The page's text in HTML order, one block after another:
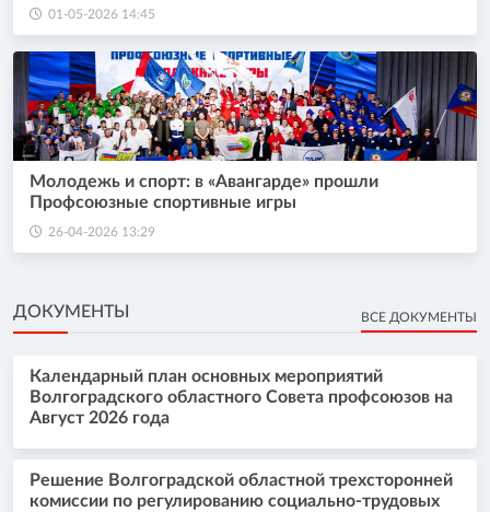
01-05-2026 14:45
Молодежь и спорт: в «Авангарде» прошли
Профсоюзные спортивные игры
26-04-2026 13:29
ДОКУМЕНТЫ ВСЕ ДОКУМЕНТЫ
Календарный план основных мероприятий
Волгоградского областного Совета профсоюзов на
Август 2026 года
Решение Волгоградской областной трехсторонней
комиссии по регулированию социально-трудовых